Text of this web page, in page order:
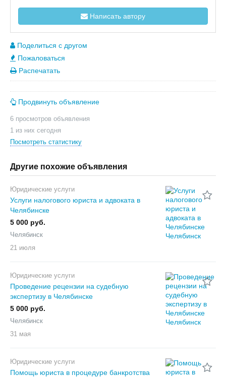
Написать автору
Поделиться с другом
Пожаловаться
Распечатать
Продвинуть объявление
6 просмотров объявления
1 из них сегодня
Посмотреть статистику
Другие похожие объявления
Юридические услуги
Услуги налогового юриста и адвоката в
Челябинске
5 000 руб.
Челябинск
21 июля
Юридические услуги
Проведение рецензии на судебную
экспертизу в Челябинске
5 000 руб.
Челябинск
31 мая
Юридические услуги
Помощь юриста в процедуре банкротства